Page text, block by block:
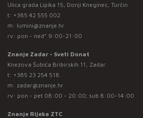
Ulica grada Lipika 15, Donji Kneginec, Turčin
t: +385 42 555 002
m: lumini@znanje.hr
rv: pon - ned* 9:00-21:00
Znanje Zadar - Sveti Donat
Knezova Šubića Bribirskih 11, Zadar
t: +385 23 254 518
m: zadar@znanje.hr
rv: pon - pet 08:00 - 20:00; sub 8:00-14:00
Znanje Rijeka ZTC